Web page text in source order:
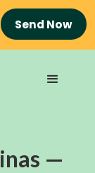
Send Now
—